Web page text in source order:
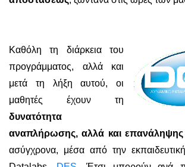
Καθόλη τη διάρκεια του
προγράμματος, αλλά και
μετά τη λήξη αυτού, οι
μαθητές έχουν τη
δυνατότητα
αναπλήρωσης, αλλά και επανάληψης
ασύγχρονα, μέσα από την